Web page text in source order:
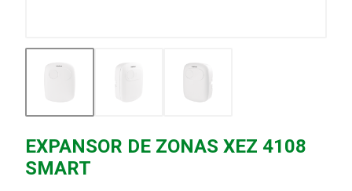
EXPANSOR DE ZONAS XEZ 4108
SMART